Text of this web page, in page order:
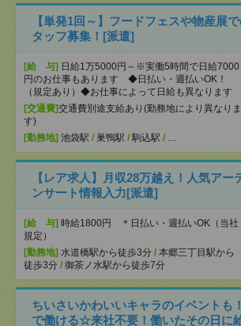
【単発1回～】フードフェスや物産展
タッフ募集！[派遣]
[給 与] 日給1万5000円～※実働5時間で日給7000
円のお仕事もあります ◆日払い・週払いOK！
（規定あり）◆お仕事によって日給も異なります
[交通費]交通費別途支給あり(勤務地により異なりま
す)
[勤務地] 池袋駅 / 巣鴨駅 / 駒込駅 / …
【レア求人】月収28万越え！人気アー
ンサート情報入力[派遣]
[給 与] 時給1800円 ＊日払い・週払いOK（当社
規定）
[勤務地] 水道橋駅から徒歩3分 / 本郷三丁目駅から
徒歩3分 / 御茶ノ水駅から徒歩7分
ちいさいかわいいキャラのイベントも
で働ける☆来社不要！働いたその日に